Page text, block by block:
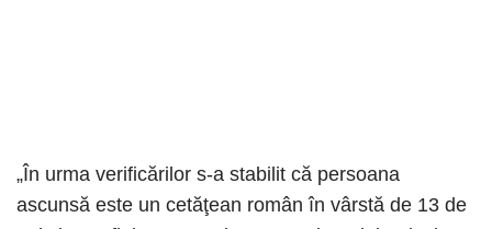
„În urma verificărilor s-a stabilit că persoana
ascunsă este un cetăţean român în vârstă de 13 de